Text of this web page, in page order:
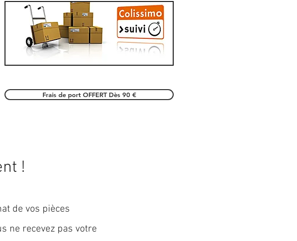
Frais de port OFFERT Dès 90 €
!
de vos pièces
ne recevez pas votre